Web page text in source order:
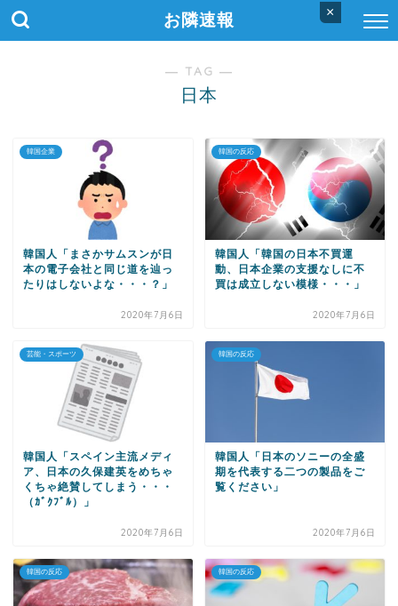
×
お隣速報
― TAG ―
日本
韓国企業
韓国人「まさかサムスンが日
本の電子会社と同じ道を辿っ
たりはしないよな・・・？」
2020年7月6日
韓国の反応
韓国人「韓国の日本不買運
動、日本企業の支援なしに不
買は成立しない模様・・・」
2020年7月6日
芸能・スポーツ
韓国人「スペイン主流メディ
ア、日本の久保建英をめちゃ
くちゃ絶賛してしまう・・・
（ｶﾞｸﾌﾞﾙ）」
2020年7月6日
韓国の反応
韓国人「日本のソニーの全盛
期を代表する二つの製品をご
覧ください」
2020年7月6日
韓国の反応 韓国の反応